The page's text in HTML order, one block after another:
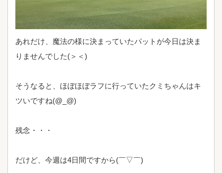
あれだけ、魔法の様に決まっていたパットが今日は決ま
りませんでした(＞＜)
そうなると、ほぼほぼラフに行っていたクミちゃんはキ
ツいですね(@_@)
残念・・・
だけど、今週は4日間ですから(￣▽￣)